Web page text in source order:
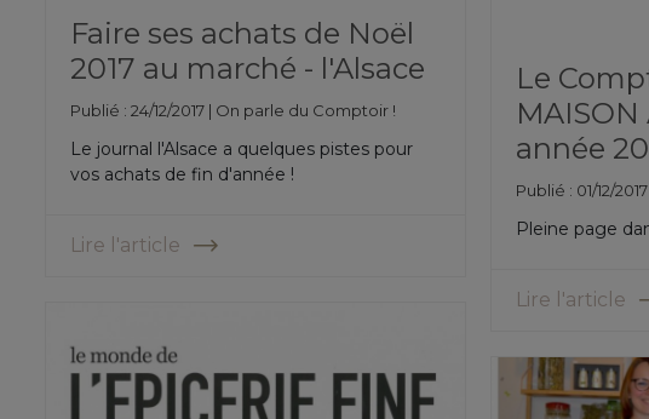
Faire ses achats de Noël
2017 au marché - l'Alsace
Publié : 24/12/2017 | On parle du Comptoir !
Le journal l'Alsace a quelques pistes pour
vos achats de fin d'année !
Lire l'article
Le
MAISON
année
Publié : 01/12/2017
Pleine page
Lire l'article